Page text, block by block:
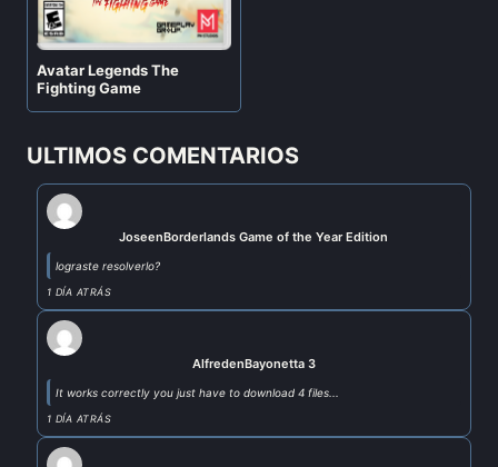
Avatar Legends The
Fighting Game
ULTIMOS COMENTARIOS
JoseenBorderlands Game of the Year Edition
lograste resolverlo?
1 DÍA ATRÁS
AlfredenBayonetta 3
It works correctly you just have to download 4 files...
1 DÍA ATRÁS